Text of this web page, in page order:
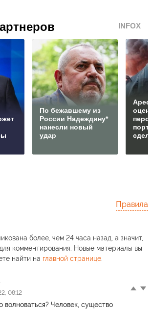
INFOX
По бежавшему из
России Надеждину*
нанесли новый
удар
Правила
более, чем 24 часа назад, а значит,
комментирования. Новые материалы вы
найти на главной странице.
08:12
волноваться? Человек, существо